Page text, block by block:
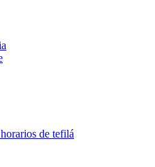
de tefilá